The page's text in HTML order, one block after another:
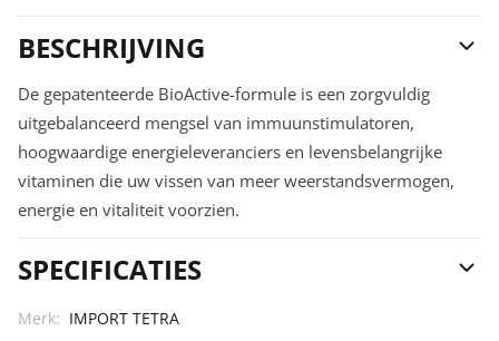
BESCHRIJVING
De gepatenteerde BioActive-formule is een zorgvuldig
uitgebalanceerd mengsel van immuunstimulatoren,
hoogwaardige energieleveranciers en levensbelangrijke
vitaminen die uw vissen van meer weerstandsvermogen,
energie en vitaliteit voorzien.
SPECIFICATIES
Merk: IMPORT TETRA